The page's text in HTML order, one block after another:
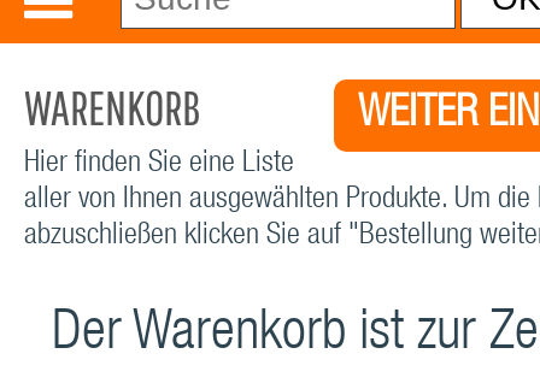
WEITER
WARENKORB
Hier finden Sie eine Liste
aller von Ihnen ausgewählten Produkte. Um die
abzuschließen klicken Sie auf "Bestellung
Der Warenkorb ist zur